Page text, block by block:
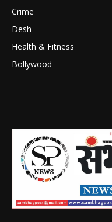
Crime
Desh
Health & Fitness
Bollywood